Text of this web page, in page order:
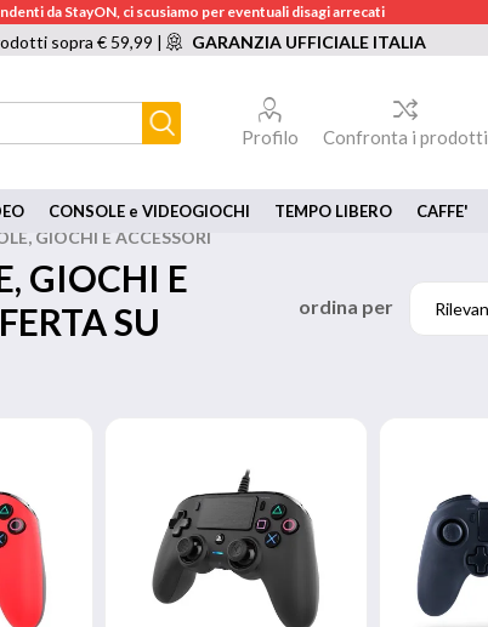
da StayON, ci scusiamo per eventuali disagi arrecati
sopra € 59,99 | GARANZIA UFFICIALE ITALIA
Profilo Confronta i prodotti
CONSOLE e VIDEOGIOCHI TEMPO LIBERO CAFFE'
GIOCHI E ACCESSORI
GIOCHI E
SU
ordina per